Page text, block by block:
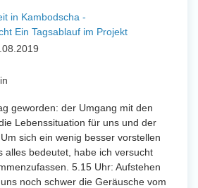
in Kambodscha -
Ein Tagsablauf im Projekt
geworden: der Umgang mit den
Lebenssituation für uns und der
sich ein wenig besser vorstellen
alles bedeutet, habe ich versucht
5.15 Uhr: Aufstehen
noch schwer die Geräusche vom